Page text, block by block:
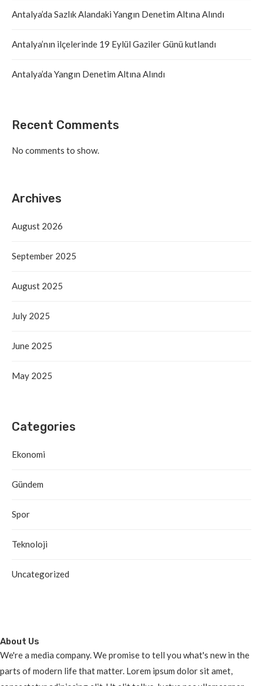
Antalya’da Sazlık Alandaki Yangın Denetim Altına Alındı
Antalya’nın ilçelerinde 19 Eylül Gaziler Günü kutlandı
Antalya’da Yangın Denetim Altına Alındı
Recent Comments
No comments to show.
Archives
August 2026
September 2025
August 2025
July 2025
June 2025
May 2025
Categories
Ekonomi
Gündem
Spor
Teknoloji
Uncategorized
About Us
We're a media company. We promise to tell you what's new in the
parts of modern life that matter. Lorem ipsum dolor sit amet,